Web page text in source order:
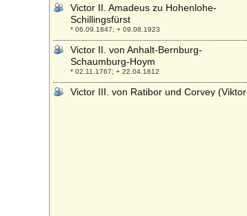
Victor II. Amadeus zu Hohenlohe-
Schillingsfürst
* 06.09.1847; + 09.08.1923
Victor II. von Anhalt-Bernburg-
Schaumburg-Hoym
* 02.11.1767; + 22.04.1812
Victor III. von Ratibor und Corvey (Viktor